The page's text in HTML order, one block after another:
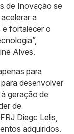
de Inovação se
a
e fortalecer o
Alves.
para
desenvolver
geração de
de
Diego Lelis,
adquiridos.